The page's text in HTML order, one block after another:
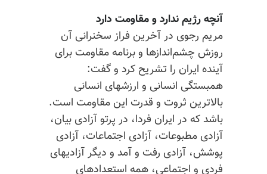
آنچه رژیم ندارد و مقاومت دارد
مریم رجوی در آخرین‌ فراز سخنرانی آن
روزش چشم‌اندازها و برنامه مقاومت برای
آینده ایران را تشریح کرد و گفت:
همبستگی انسانی و ارزشهای انسانی
بالاترین ثروت و قدرت این مقاومت است.
باشد که در ایران فردا، در پرتو آزادی بیان،
آزادی مطبوعات، آزادی اجتماعات، آزادی
پوشش، آزادی رفت و آمد و دیگر آزادیهای
فردی و اجتماعی، همه استعدادهای